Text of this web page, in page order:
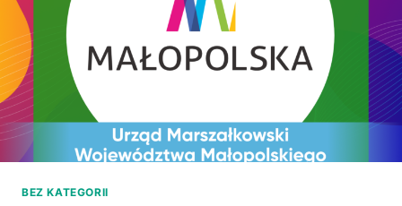
BEZ KATEGORII